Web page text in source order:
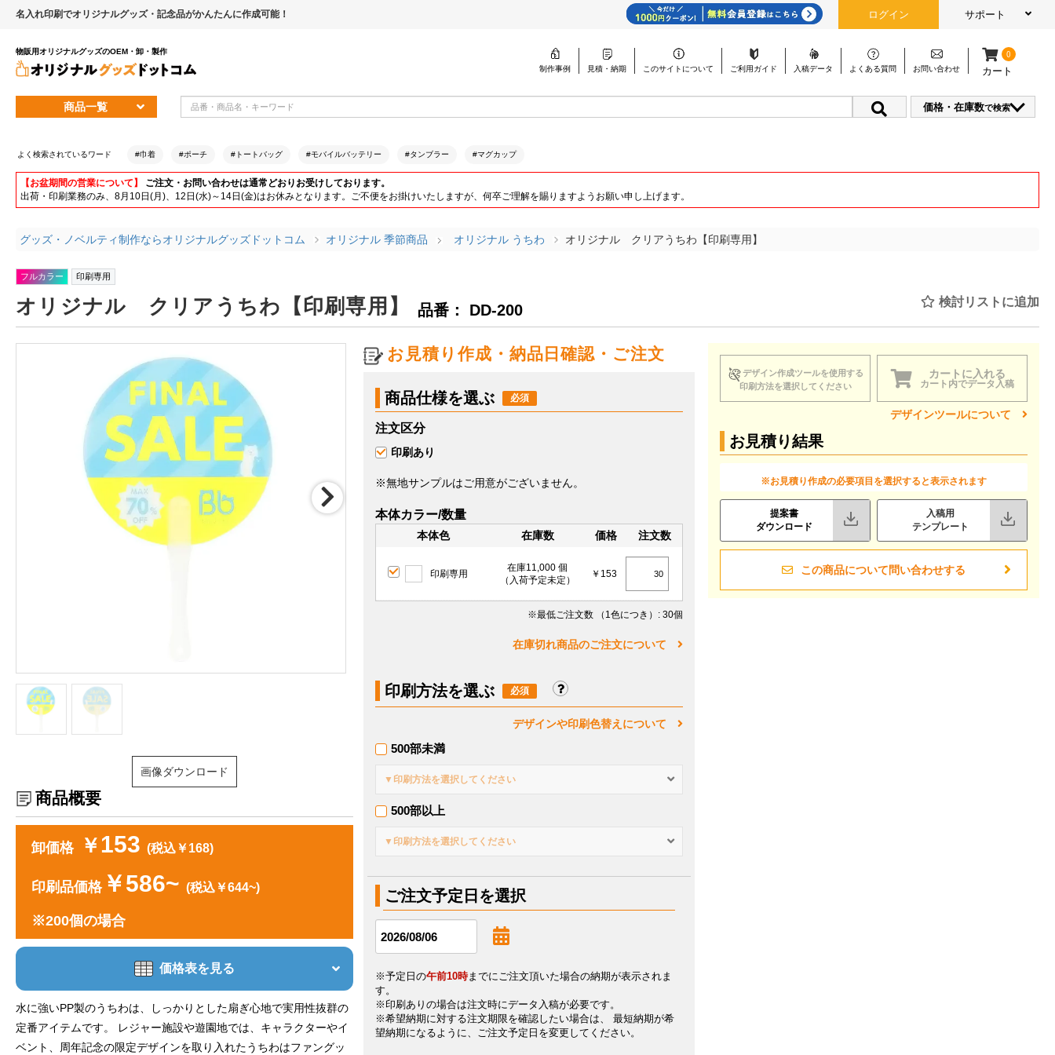
名入れ印刷でオリジナルグッズ・記念品がかんたんに作成可能！ ログイン サポート
物販用オリジナルグッズのOEM・卸・製作
制作事例
見積・納期 このサイトについて ご利用ガイド 入稿データ よくある質問 お問い合わせ
0
カート
商品一覧 価格・在庫数で検索
よく検索されているワード #巾着 #ポーチ #トートバッグ #モバイルバッテリー #タンブラー #マグカップ
【お盆期間の営業について】
ご注文・お問い合わせは通常どおりお受けしております。
出荷・印刷業務のみ、8月10日(月)、12日(水)～14日(金)はお休みとなります。ご不便をお掛けいたしますが、何卒ご理解を賜りますようお願い申し上げます。
グッズ・ノベルティ制作ならオリジナルグッズドットコム オリジナル 季節商品 オリジナル うちわ オリジナル クリアうちわ【印刷専用】
フルカラー 印刷専用
オリジナル クリアうちわ【印刷専用】 品番： DD-200 検討リストに追加
画像ダウンロード
商品概要
卸価格 ￥153 (税込￥168)
印刷品価格￥586~ (税込￥644~)
※200個の場合
価格表を見る
水に強いPP製のうちわは、しっかりとした扇ぎ心地で実用性抜群の
定番アイテムです。 レジャー施設や遊園地では、キャラクターやイ
ベント、周年記念の限定デザインを取り入れたうちわはファングッ
お見積り作成・納品日確認・ご注文
商品仕様を選ぶ
注文区分
印刷あり
※無地サンプルはご用意がございません。
本体カラー/数量
本体色 在庫数 価格 注文数
印刷専用
在庫11,000 個
（入荷予定未定）
￥153
※最低ご注文数 （1色につき） : 30個
在庫切れ商品のご注文について
印刷方法を選ぶ
デザインや印刷色替えについて
500部未満
▼印刷方法を選択してください
500部以上
▼印刷方法を選択してください
ご注文予定日を選択
※予定日の午前10時までにご注文頂いた場合の納期が表示されま
す。
※印刷ありの場合は注文時にデータ入稿が必要です。
※希望納期に対する注文期限を確認したい場合は、 最短納期が希
望納期になるように、ご注文予定日を変更してください。
デザイン作成ツールを使用する
印刷方法を選択してください
カートに入れる
カート内でデータ入稿
デザインツールについて
お見積り結果
※お見積り作成の必要項目を選択すると表示されます
提案書
ダウンロード
入稿用
テンプレート
この商品について問い合わせする